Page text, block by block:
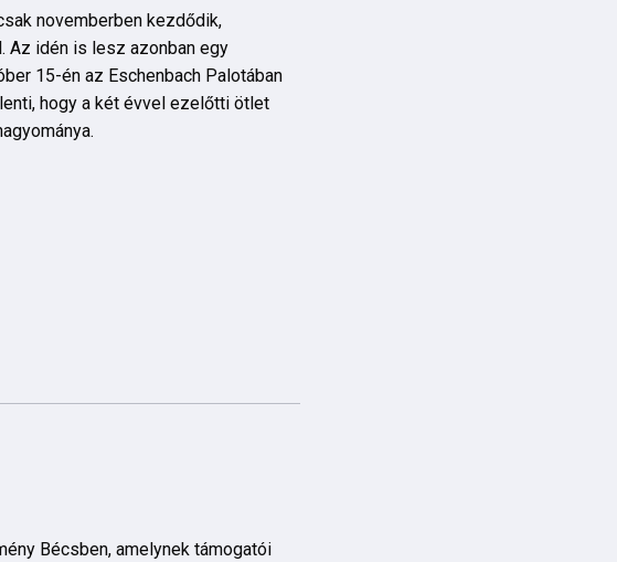
novemberben kezdődik,
Az idén is lesz azonban egy
15-én az Eschenbach Palotában
hogy a két évvel ezelőtti ötlet
Bécsben, amelynek támogatói